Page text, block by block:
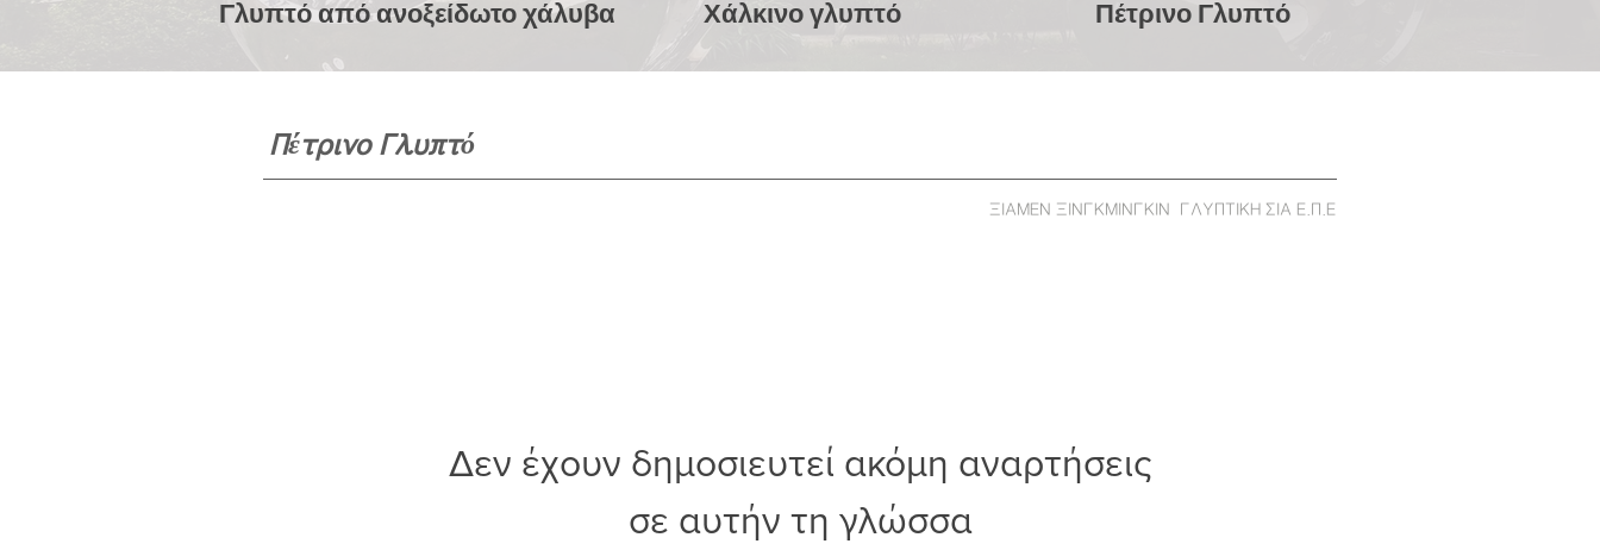
Γλυπτό από ανοξείδωτο χάλυβα Χάλκινο γλυπτό Πέτρινο Γλυπτό
Πέτρινο Γλυπτό
ΞΙΑΜΕΝ ΞΙΝΓΚΜΙΝΓΚΙΝ ΓΛΥΠΤΙΚΗ ΣΙΑ Ε.Π.Ε
Δεν έχουν δημοσιευτεί ακόμη αναρτήσεις
σε αυτήν τη γλώσσα